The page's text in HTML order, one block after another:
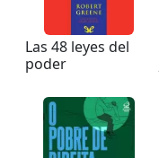
Las 48 leyes del
poder